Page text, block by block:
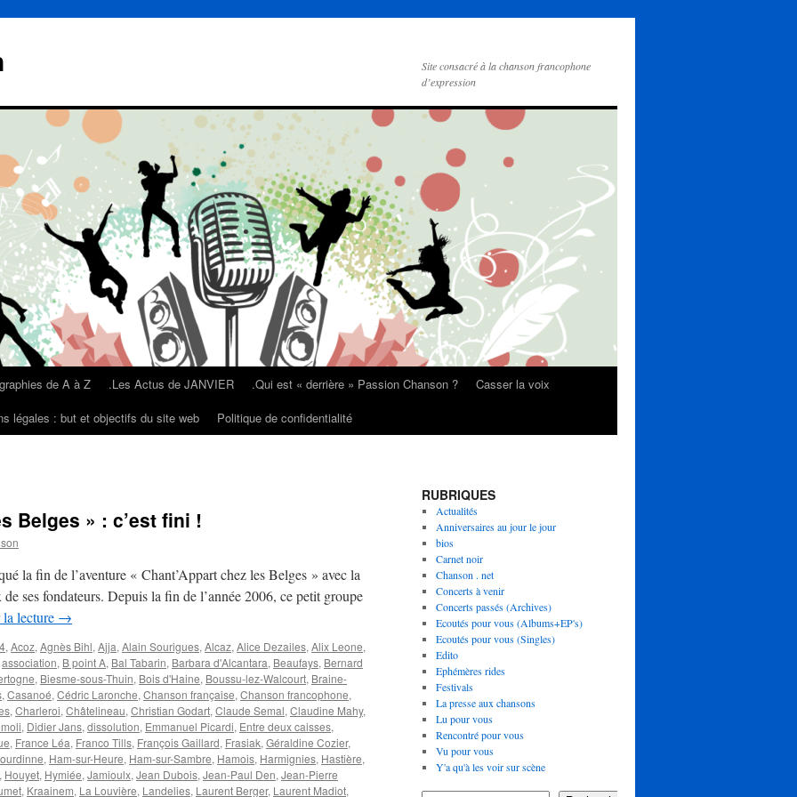
Site consacré à la chanson francophone
d’expression
de A à Z .Les Actus de JANVIER .Qui est « derrière » Passion Chanson ?
Casser la voix
légales : but et objectifs du site web Politique de confidentialité
Belges » : c’est fini !
la fin de l’aventure « Chant’Appart chez les Belges » avec la
ses fondateurs. Depuis la fin de l’année 2006, ce petit groupe
lecture →
, Acoz, Agnès Bihl, Ajja, Alain Sourigues, Alcaz, Alice Dezailes, Alix Leone,
association, B point A, Bal Tabarin, Barbara d'Alcantara, Beaufays, Bernard
, Biesme-sous-Thuin, Bois d'Haine, Boussu-lez-Walcourt, Braine-
, Casanoé, Cédric Laronche, Chanson française, Chanson francophone,
, Charleroi, Châtelineau, Christian Godart, Claude Semal, Claudine Mahy,
, Didier Jans, dissolution, Emmanuel Picardi, Entre deux caisses,
, France Léa, Franco Tills, François Gaillard, Frasiak, Géraldine Cozier,
, Ham-sur-Heure, Ham-sur-Sambre, Hamois, Harmignies, Hastière,
, Houyet, Hymiée, Jamioulx, Jean Dubois, Jean-Paul Den, Jean-Pierre
, Kraainem, La Louvière, Landelies, Laurent Berger, Laurent Madiot,
RUBRIQUES
Actualités
Anniversaires au jour le jour
bios
Carnet noir
Chanson . net
Concerts à venir
Concerts passés (Archives)
Ecoutés pour vous (Albums+EP's)
Ecoutés pour vous (Singles)
Edito
Ephémères rides
Festivals
La presse aux chansons
Lu pour vous
Rencontré pour vous
Vu pour vous
Y'a qu'à les voir sur scène